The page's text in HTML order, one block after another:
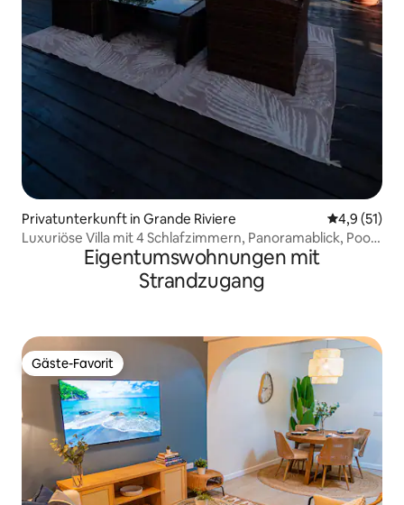
Privatunterkunft in Grande Riviere
4,9 (51)
Luxuriöse Villa mit 4 Schlafzimmern, Panoramablick, Pool
& WhirlpoolEigentumswohnungen mit
Strandzugang
Gäste-Favorit
Gäste-Favorit